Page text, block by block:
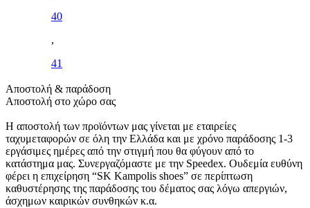
40
,
41
Αποστολή & παράδοση
Αποστολή στο χώρο σας
Η αποστολή των προϊόντων μας γίνεται με εταιρείες
ταχυμεταφορών σε όλη την Ελλάδα και με χρόνο παράδοσης 1-3
εργάσιμες ημέρες από την στιγμή που θα φύγουν από το
κατάστημα μας. Συνεργαζόμαστε με την Speedex. Oυδεμία ευθύνη
φέρει η επιχείρηση “SK Kampolis shoes” σε περίπτωση
καθυστέρησης της παράδοσης του δέματος σας λόγω απεργιών,
άσχημων καιρικών συνθηκών κ.α.